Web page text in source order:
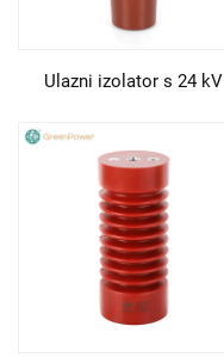
Ulazni izolator s 24 kV